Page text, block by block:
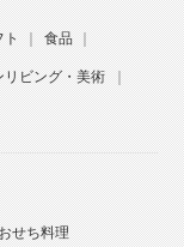
ト 食品
リビング・美術
せち料理